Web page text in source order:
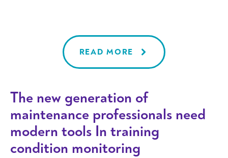
eriytyvät helposti.
READ MORE
The new generation of
maintenance professionals need
modern tools In training
condition monitoring